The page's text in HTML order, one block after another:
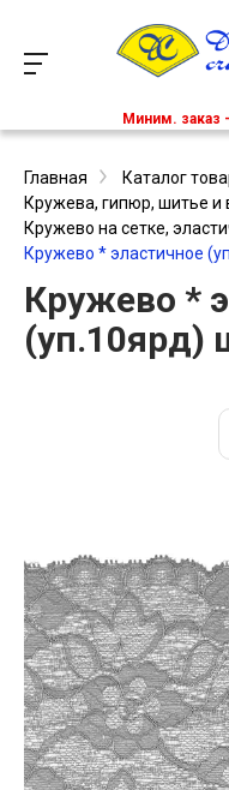
Миним. заказ
Главная
Каталог
Кружева, гипюр, шитье и
Кружево на сетке,
Кружево * эластичное
Кружево *
(уп.10ярд)